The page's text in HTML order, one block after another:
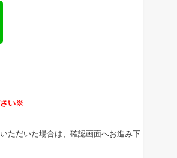
さい※
ただいた場合は、確認画面へお進み下